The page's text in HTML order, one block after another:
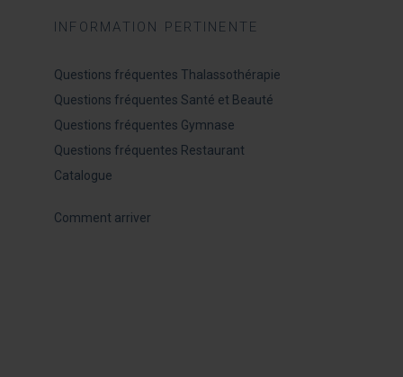
INFORMATION PERTINENTE
Questions fréquentes Thalassothérapie
Questions fréquentes Santé et Beauté
Questions fréquentes Gymnase
Questions fréquentes Restaurant
Catalogue
Comment arriver